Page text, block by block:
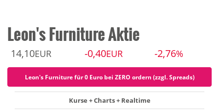
Leon's Furniture Aktie
14,10EUR -0,40EUR -2,76%
Leon's Furniture für 0 Euro bei ZERO ordern (zzgl. Spreads)
Kurse + Charts + Realtime